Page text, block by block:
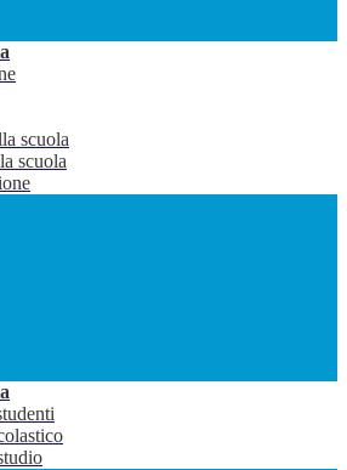
scuola
scuola